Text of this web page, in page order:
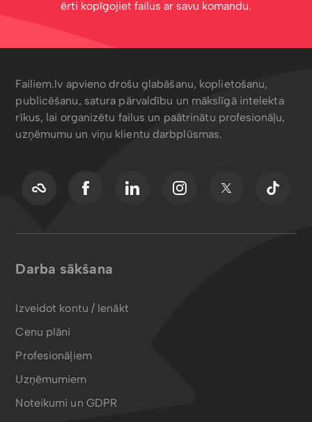
ērti kopīgojiet failus ar savu komandu.
Failiem.lv apvieno drošu glabāšanu, koplietošanu,
publicēšanu, satura pārvaldību un mākslīgā intelekta
rīkus, lai organizētu failus un paātrinātu profesionāļu,
uzņēmumu un viņu klientu darbplūsmas.
Darba sākšana
Izveidot kontu / Ienākt
Cenu plāni
Profesionāļiem
Uzņēmumiem
Noteikumi un GDPR